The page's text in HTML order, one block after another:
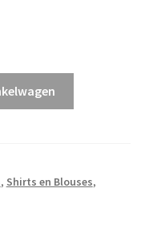
, Shirts en Blouses,